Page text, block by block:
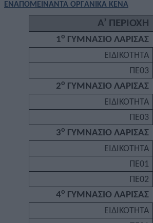
ΕΝΑΠΟΜΕΙΝΑΝΤΑ ΟΡΓΑΝΙΚΑ ΚΕΝΑ
Α’ ΠΕΡΙΟΧΗ
1ο ΓΥΜΝΑΣΙΟ ΛΑΡΙΣΑΣ
ΕΙΔΙΚΟΤΗΤΑ
ΠΕ03
2ο ΓΥΜΝΑΣΙΟ ΛΑΡΙΣΑΣ
ΕΙΔΙΚΟΤΗΤΑ
ΠΕ03
3ο ΓΥΜΝΑΣΙΟ ΛΑΡΙΣΑΣ
ΕΙΔΙΚΟΤΗΤΑ
ΠΕ01
ΠΕ02
4ο ΓΥΜΝΑΣΙΟ ΛΑΡΙΣΑΣ
ΕΙΔΙΚΟΤΗΤΑ